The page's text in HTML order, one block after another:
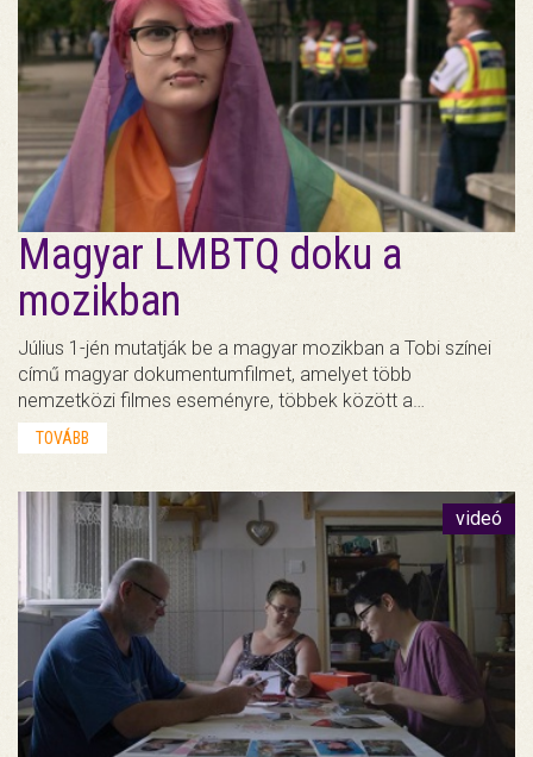
Magyar LMBTQ doku a
mozikban
Július 1-jén mutatják be a magyar mozikban a Tobi színei
című magyar dokumentumfilmet, amelyet több
nemzetközi filmes eseményre, többek között a…
TOVÁBB
videó